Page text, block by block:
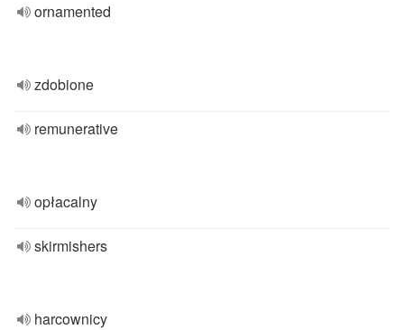
ornamented
zdobione
remunerative
opłacalny
skirmishers
harcownicy